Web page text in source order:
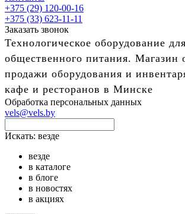
+375 (29) 120-00-16
+375 (33) 623-11-11
Заказать звонок
Технологическое оборудование
общественного питания. Магазин
продажи оборудования и
кафе и ресторанов в Минске
Обработка персональных данных
vels@vels.by
Искать: везде
везде
в каталоге
в блоге
в новостях
в акциях